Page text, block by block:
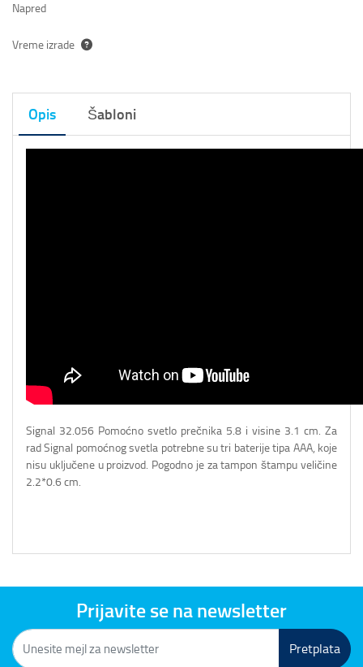
Napred
Vreme izrade
Opis Šabloni
Signal 32.056 Pomoćno svetlo prečnika 5.8 i visine 3.1 cm. Za
rad Signal pomoćnog svetla potrebne su tri baterije tipa AAA, koje
nisu uključene u proizvod. Pogodno je za tampon štampu veličine
2.2*0.6 cm.
Prijavite se na newsletter
Pretplata